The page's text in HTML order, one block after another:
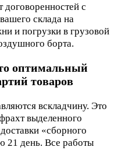
с
склада на
и погрузки в грузовой
борта.
оптимальный
товаров
вскладчину. Это
выделенного
«сборного
21 день. Все работы